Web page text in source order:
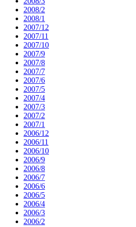
2008/2
2008/1
2007/12
2007/11
2007/10
2007/9
2007/8
2007/7
2007/6
2007/5
2007/4
2007/3
2007/2
2007/1
2006/12
2006/11
2006/10
2006/9
2006/8
2006/7
2006/6
2006/5
2006/4
2006/3
2006/2